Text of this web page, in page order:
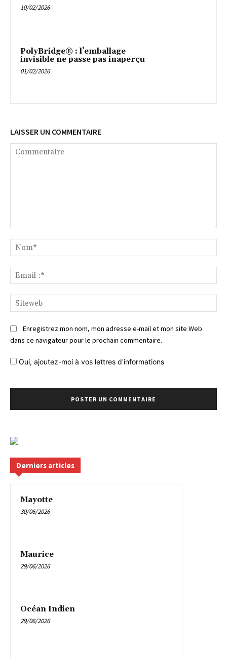
10/02/2026
PolyBridge® : l’emballage
invisible ne passe pas inaperçu
01/02/2026
LAISSER UN COMMENTAIRE
:*
Enregistrez mon nom, mon adresse e-mail et mon site Web
dans ce navigateur pour le prochain commentaire.
Oui, ajoutez-moi à vos lettres d'informations
Derniers articles
Mayotte
30/06/2026
Maurice
29/06/2026
Océan Indien
29/06/2026